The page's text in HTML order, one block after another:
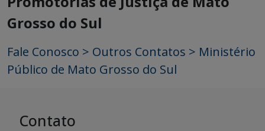
Grosso do Sul
Fale Conosco > Outros Contatos > Ministério
Público de Mato Grosso do Sul
Contato